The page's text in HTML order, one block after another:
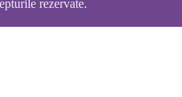
rezervate.